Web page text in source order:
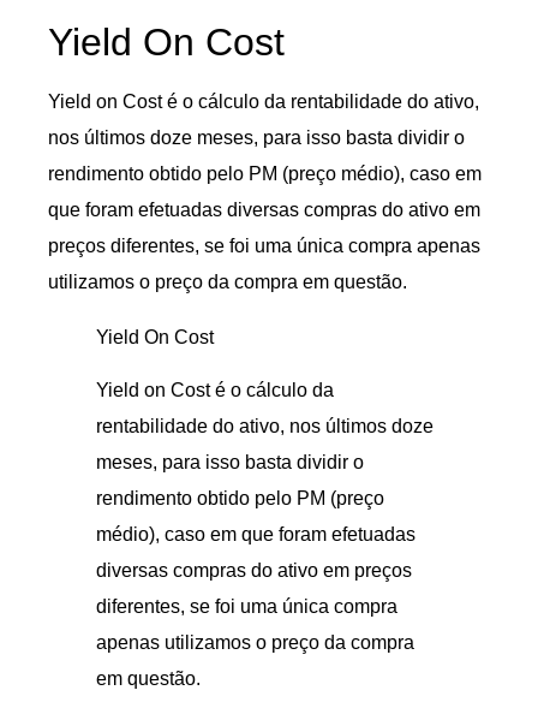
Yield On Cost
Yield on Cost é o cálculo da rentabilidade do ativo,
nos últimos doze meses, para isso basta dividir o
rendimento obtido pelo PM (preço médio), caso em
que foram efetuadas diversas compras do ativo em
preços diferentes, se foi uma única compra apenas
utilizamos o preço da compra em questão.
Yield On Cost
Yield on Cost é o cálculo da
rentabilidade do ativo, nos últimos doze
meses, para isso basta dividir o
rendimento obtido pelo PM (preço
médio), caso em que foram efetuadas
diversas compras do ativo em preços
diferentes, se foi uma única compra
apenas utilizamos o preço da compra
em questão.